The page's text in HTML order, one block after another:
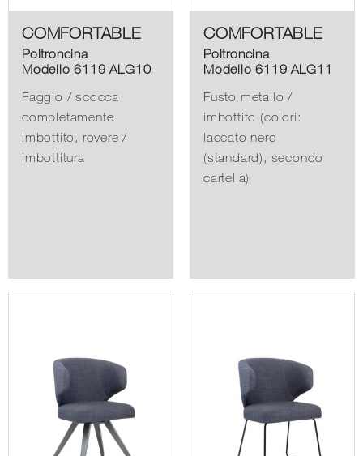
COMFORTABLE
Poltroncina
Modello 6119 ALG10
Faggio / scocca
completamente
imbottito, rovere /
imbottitura
COMFORTABLE
Poltroncina
Modello 6119 ALG11
Fusto metallo /
imbottito (colori:
laccato nero
(standard), secondo
cartella)